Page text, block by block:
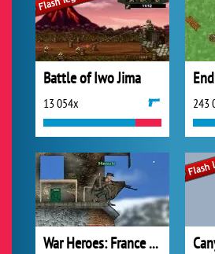
Battle of Iwo Jima
13 054x 243
War Heroes: France 1944